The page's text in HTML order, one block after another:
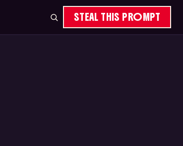
STEAL THIS PROMPT